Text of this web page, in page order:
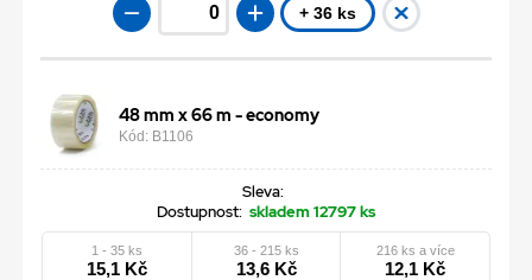
+ 36 ks
48 mm x 66 m - economy
Kód: B1106
Sleva:
Dostupnost: skladem 12797 ks
1 - 35 ks
15,1 Kč
36 - 215 ks
13,6 Kč
216 ks a více
12,1 Kč